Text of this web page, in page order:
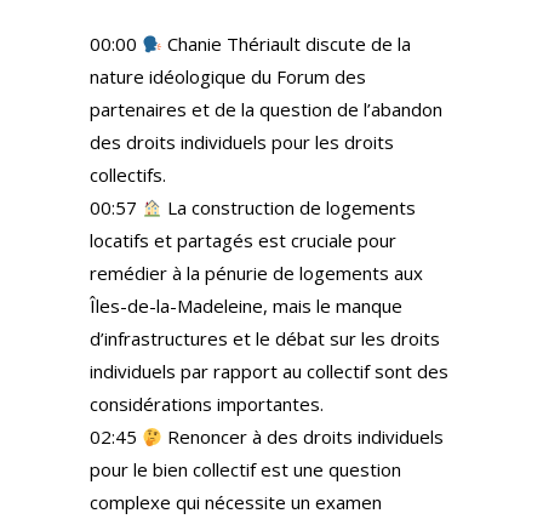
00:00
Chanie Thériault discute de la
nature idéologique du Forum des
partenaires et de la question de l’abandon
des droits individuels pour les droits
collectifs.
00:57
La construction de logements
locatifs et partagés est cruciale pour
remédier à la pénurie de logements aux
Îles-de-la-Madeleine, mais le manque
d’infrastructures et le débat sur les droits
individuels par rapport au collectif sont des
considérations importantes.
02:45
Renoncer à des droits individuels
pour le bien collectif est une question
complexe qui nécessite un examen